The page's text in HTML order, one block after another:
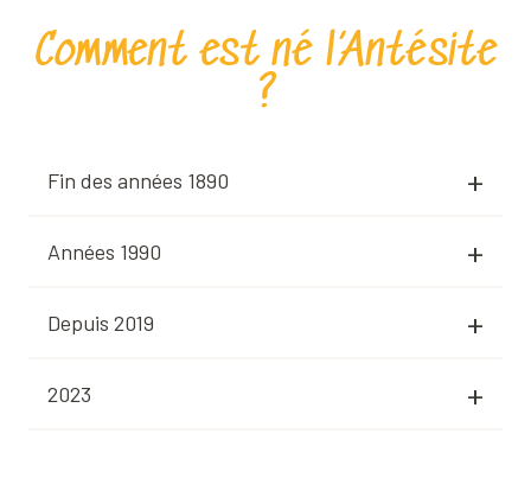
Comment est né l’Antésite
?
Fin des années 1890
Années 1990
Depuis 2019
2023